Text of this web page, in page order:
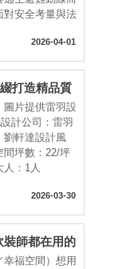
對安全考量與法
2026-04-01
打造精品質
奢小宅！
圖片提供雷羽設
計公司：雷羽
劉軒達設計風
間坪數：22/坪
人：1人
2026-03-30
師都在用的
幸福空間）想用